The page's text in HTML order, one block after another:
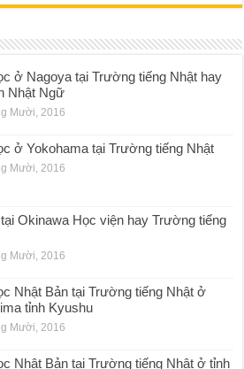
ở Nagoya tại Trường tiếng Nhật hay
Nhật Ngữ
Mười, 2016
ở Yokohama tại Trường tiếng Nhật
Mười, 2016
Okinawa Học viện hay Trường tiếng
Mười, 2016
Nhật Bản tại Trường tiếng Nhật ở
tỉnh Kyushu
Mười, 2016
Nhật Bản tại Trường tiếng Nhật ở tỉnh